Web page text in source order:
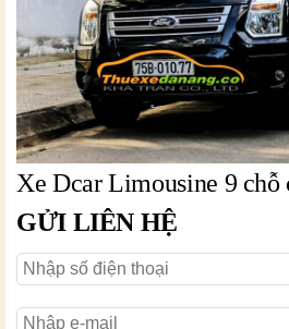
Xe Dcar Limousine 9 chỗ
GỬI LIÊN HỆ